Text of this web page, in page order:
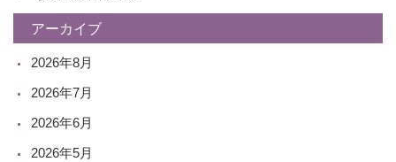
アーカイブ
2026年8月
2026年7月
2026年6月
2026年5月